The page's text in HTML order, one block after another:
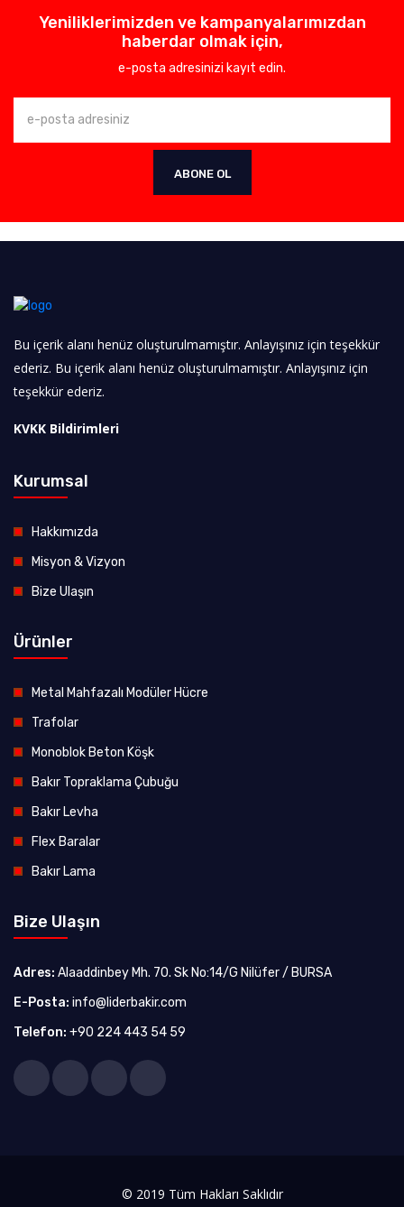
Yeniliklerimizden ve kampanyalarımızdan
haberdar olmak için,
e-posta adresinizi kayıt edin.
ABONE OL
Bu içerik alanı henüz oluşturulmamıştır. Anlayışınız için teşekkür
ederiz. Bu içerik alanı henüz oluşturulmamıştır. Anlayışınız için
teşekkür ederiz.
KVKK Bildirimleri
Kurumsal
Hakkımızda
Misyon & Vizyon
Bize Ulaşın
Ürünler
Metal Mahfazalı Modüler Hücre
Trafolar
Monoblok Beton Köşk
Bakır Topraklama Çubuğu
Bakır Levha
Flex Baralar
Bakır Lama
Bize Ulaşın
Adres: Alaaddinbey Mh. 70. Sk No:14/G Nilüfer / BURSA
E-Posta: info@liderbakir.com
Telefon: +90 224 443 54 59
© 2019 Tüm Hakları Saklıdır